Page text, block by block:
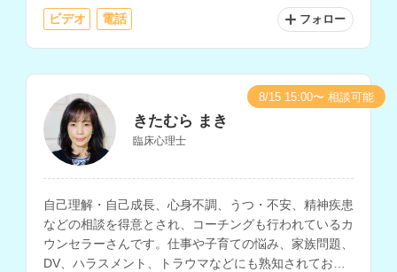
ビデオ 電話 フォロー
きたむら まき
臨床心理士
自己理解・自己成長、心身不調、うつ・不安、精神疾患
などの相談を得意とされ、コーチングも行われているカ
ウンセラーさんです。仕事や子育ての悩み、家族問題、
DV、ハラスメント、トラウマなどにも熟知されてお
8/15 15:00〜 相談可能